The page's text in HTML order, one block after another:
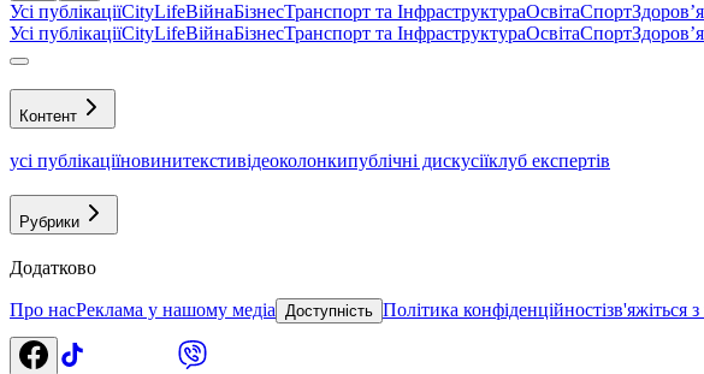
Усі публікаціїCityLifeВійнаБізнесТранспорт та ІнфраструктураОсвітаСпортЗдоровʼя
Усі публікаціїCityLifeВійнаБізнесТранспорт та ІнфраструктураОсвітаСпортЗдоровʼя
Контент
усі публікаціїновинитекстивідеоколонкипублічні дискусіїклуб експертів
Рубрики
Додатково
Про насРеклама у нашому медіа Доступність Політика конфіденційностізв'яжіться